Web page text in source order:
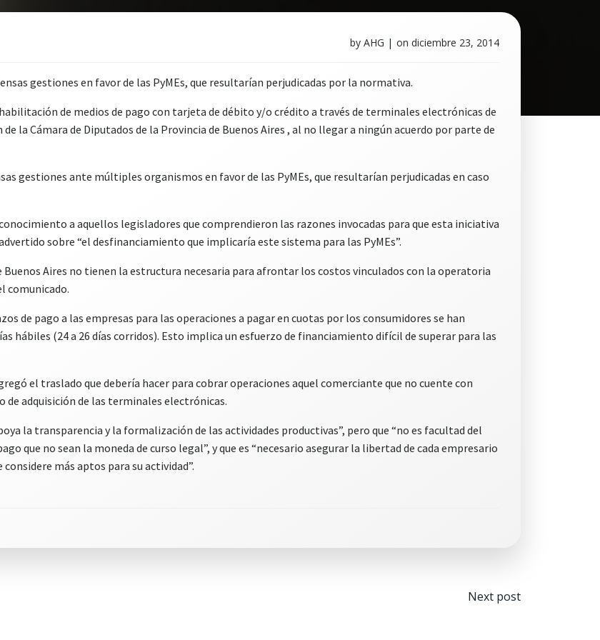
by AHG | on diciembre 23, 2014
gestiones en favor de las PyMEs, que resultarían perjudicadas por la normativa.
de medios de pago con tarjeta de débito y/o crédito a través de terminales electrónicas de
la Cámara de Diputados de la Provincia de Buenos Aires , al no llegar a ningún acuerdo por parte de
gestiones ante múltiples organismos en favor de las PyMEs, que resultarían perjudicadas en caso
a aquellos legisladores que comprendieron las razones invocadas para que esta iniciativa
sobre “el desfinanciamiento que implicaría este sistema para las PyMEs”.
Buenos Aires no tienen la estructura necesaria para afrontar los costos vinculados con la operatoria
comunicado.
de pago a las empresas para las operaciones a pagar en cuotas por los consumidores se han
hábiles (24 a 26 días corridos). Esto implica un esfuerzo de financiamiento difícil de superar para las
el traslado que debería hacer para cobrar operaciones aquel comerciante que no cuente con
adquisición de las terminales electrónicas.
la transparencia y la formalización de las actividades productivas”, pero que “no es facultad del
que no sean la moneda de curso legal”, y que es “necesario asegurar la libertad de cada empresario
más aptos para su actividad”.
Next post